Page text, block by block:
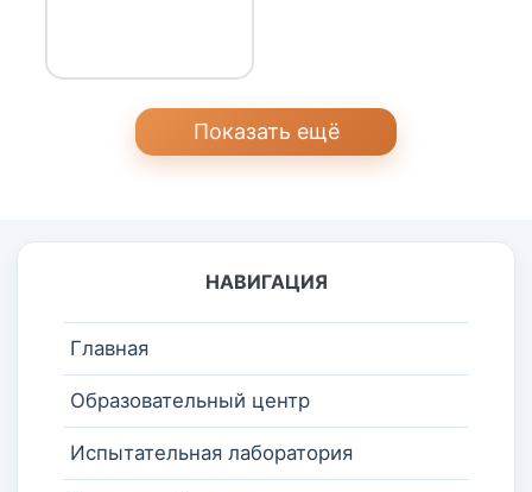
Показать ещё
НАВИГАЦИЯ
Главная
Образовательный центр
Испытательная лаборатория